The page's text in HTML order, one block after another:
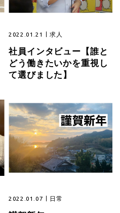
2022.01.21 求人
社員インタビュー【誰と
どう働きたいかを重視し
て選びました】
2022.01.07 日常